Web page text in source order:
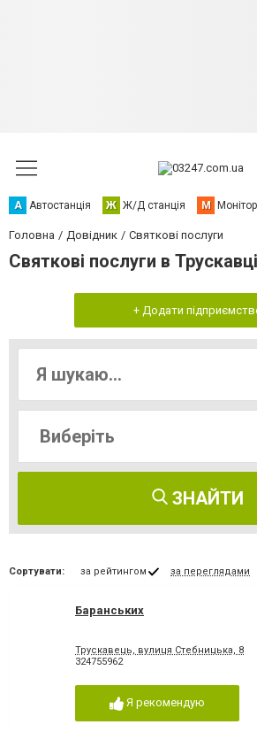
А Автостанція Ж Ж/Д станція М
Головна Довідник Святкові послуги
Святкові послуги в Трускавці
+ Додати
ЗНАЙТИ
Сортувати: за рейтингом за переглядами
Баранських
Трускавець, вулиця Стебницька, 8
324755962
Я рекомендую